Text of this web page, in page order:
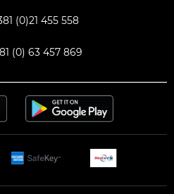
(0)21 455 558
(0) 63 457 869